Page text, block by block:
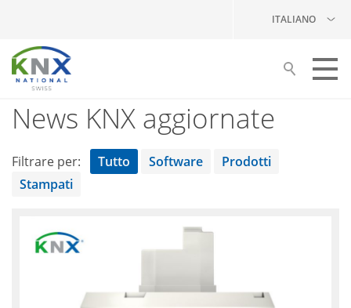
ITALIANO
Costruire con KNX
I vostri partner
Formazione
KNX Swiss
News KNX aggiornate
Filtrare per: Tutto Software
Prodotti
Stampati